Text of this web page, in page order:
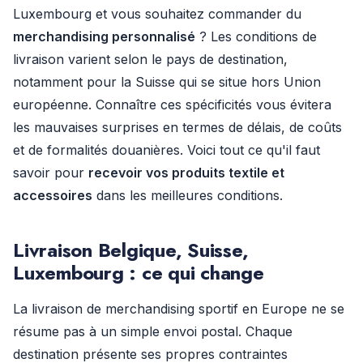
Luxembourg et vous souhaitez commander du
merchandising personnalisé ? Les conditions de
livraison varient selon le pays de destination,
notamment pour la Suisse qui se situe hors Union
européenne. Connaître ces spécificités vous évitera
les mauvaises surprises en termes de délais, de coûts
et de formalités douanières. Voici tout ce qu'il faut
savoir pour recevoir vos produits textile et
accessoires dans les meilleures conditions.
Livraison Belgique, Suisse,
Luxembourg : ce qui change
La livraison de merchandising sportif en Europe ne se
résume pas à un simple envoi postal. Chaque
destination présente ses propres contraintes